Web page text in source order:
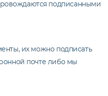
подписанными
их можно подписать
почте либо мы